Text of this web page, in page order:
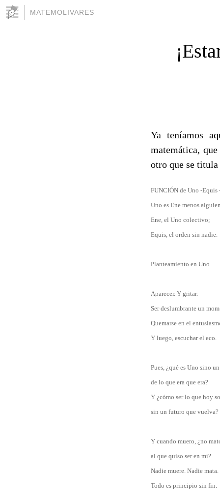
MATEMOLIVARES
Ya teníamos
matemática, que
otro que se
FUNCIÓN de Uno -Equis
Uno es Ene menos
Ene, el Uno colectivo;
Equis, el orden sin nadie.
Planteamiento en Uno
Aparecer. Y gritar.
Ser deslumbrante un
Quemarse en el
Y luego, escuchar el eco.
Pues, ¿qué es Uno sino
de lo que era que era?
Y ¿cómo ser lo que hoy
sin un futuro que vuelva?
Y cuando muero, ¿no
al que quiso ser en mí?
Nadie muere. Nadie mata.
Todo es principio sin fin.